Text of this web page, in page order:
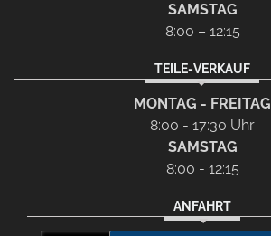
SAMSTAG
8:00 – 12:15
TEILE-VERKAUF
MONTAG - FREITAG
8:00 - 17:30 Uhr
SAMSTAG
8:00 - 12:15
ANFAHRT